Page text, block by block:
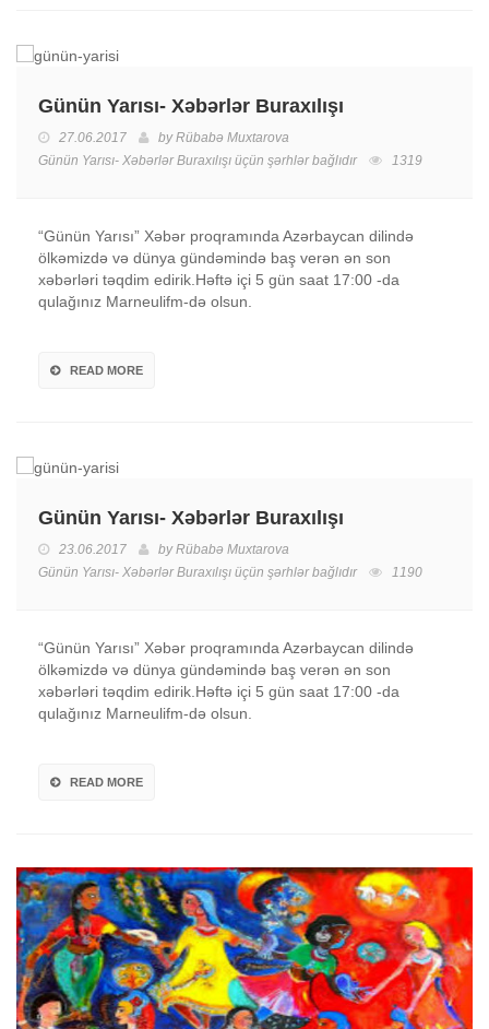
Günün Yarısı- Xəbərlər Buraxılışı
27.06.2017 byRübabə Muxtarova
Günün Yarısı- Xəbərlər Buraxılışı üçün şərhlər bağlıdır 1319
“Günün Yarısı” Xəbər proqramında Azərbaycan dilində
ölkəmizdə və dünya gündəmində baş verən ən son
xəbərləri təqdim edirik.Həftə içi 5 gün saat 17:00 -da
qulağınız Marneulifm-də olsun.
READ MORE
Günün Yarısı- Xəbərlər Buraxılışı
23.06.2017 byRübabə Muxtarova
Günün Yarısı- Xəbərlər Buraxılışı üçün şərhlər bağlıdır 1190
“Günün Yarısı” Xəbər proqramında Azərbaycan dilində
ölkəmizdə və dünya gündəmində baş verən ən son
xəbərləri təqdim edirik.Həftə içi 5 gün saat 17:00 -da
qulağınız Marneulifm-də olsun.
READ MORE